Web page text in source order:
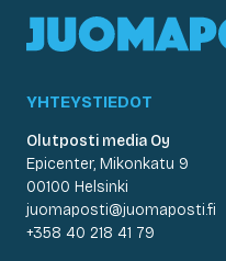
YHTEYSTIEDOT
Olutposti media Oy
Epicenter, Mikonkatu 9
00100 Helsinki
juomaposti@juomaposti.fi
+358 40 218 41 79